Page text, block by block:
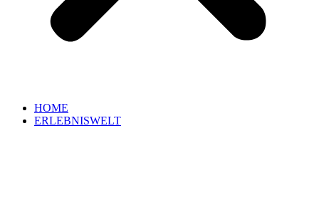
HOME
ERLEBNISWELT